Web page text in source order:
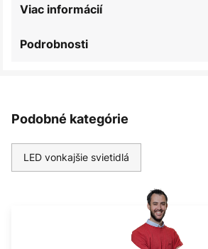
Podrobnosti
Viac informácií
Podobné kategórie
LED vonkajšie svietidlá